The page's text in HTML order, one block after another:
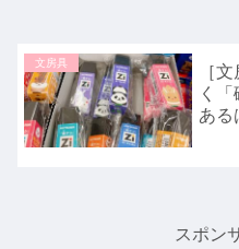
文房具
［
く
ある
スポン